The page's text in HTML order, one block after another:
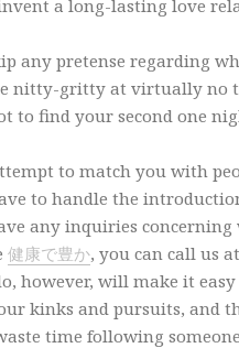
a long-lasting love
any pretense regarding
nitty-gritty at virtually no
to find your second one
to match you with
to handle the
any inquiries concerning
健康で豊か, you can call us
however, will make it
kinks and pursuits, and
time following